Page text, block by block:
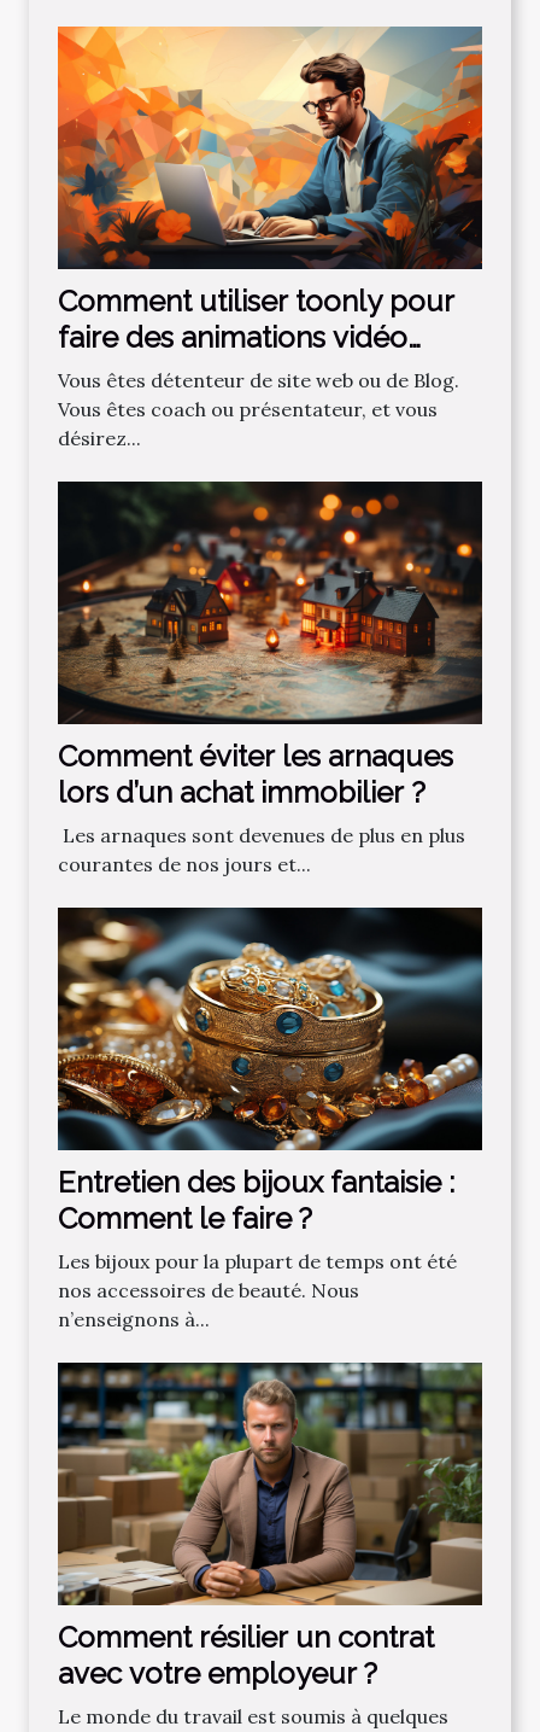
Comment utiliser toonly pour
faire des animations vidéo
professionnelles ?
Vous êtes détenteur de site web ou de Blog.
Vous êtes coach ou présentateur, et vous
désirez...
Comment‌ ‌éviter‌ ‌les‌ ‌arnaques‌
‌lors‌ ‌d’un‌ ‌achat‌ ‌immobilier ?‌ ‌
‌ Les‌ ‌arnaques‌ ‌sont‌ ‌devenues‌ ‌de‌ ‌plus‌ ‌en‌ ‌plus‌
‌courantes‌ ‌de‌ ‌nos‌ ‌jours‌ ‌et‌...
Entretien des bijoux fantaisie :
Comment le faire ?
Les bijoux pour la plupart de temps ont été
nos accessoires de beauté. Nous
n’enseignons à...
Comment résilier un contrat
avec votre employeur ?
Le monde du travail est soumis à quelques